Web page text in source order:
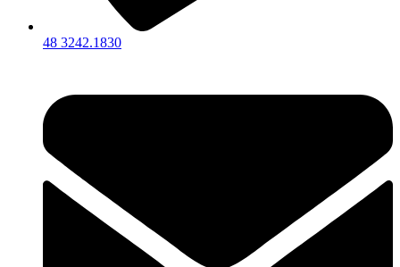
48 3242.1830